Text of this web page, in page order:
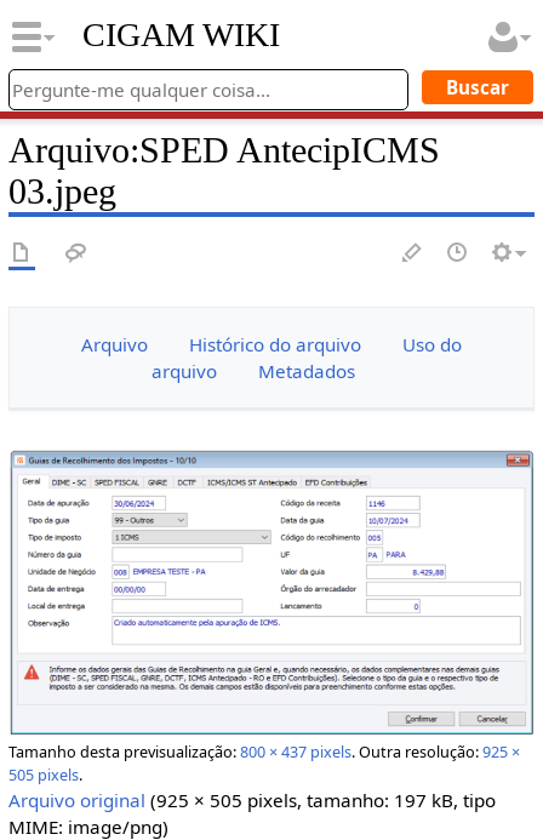
CIGAM WIKI
Arquivo:SPED AntecipICMS
03.jpeg
Arquivo Histórico do arquivo
Uso do
arquivo
Metadados
Tamanho desta previsualização:800 × 437 pixels.Outra resolução:925 ×
505 pixels.
Arquivo original (925 × 505 pixels, tamanho: 197 kB, tipo
MIME: image/png)